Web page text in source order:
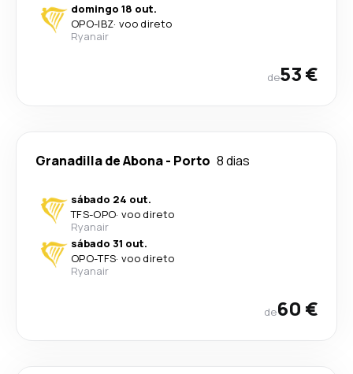
domingo 18 out.
OPO-IBZ· voo direto
Ryanair
de53 €
Granadilla de Abona- Porto 8 dias
sábado 24 out.
TFS-OPO· voo direto
Ryanair
sábado 31 out.
OPO-TFS· voo direto
Ryanair
de60 €